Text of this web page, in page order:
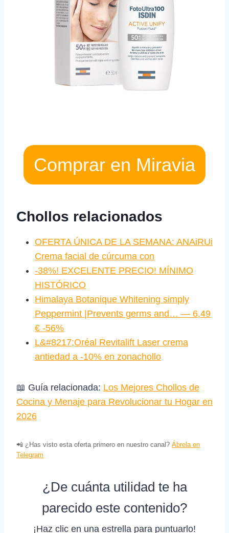
Comprar en Miravia
Chollos relacionados
OFERTA ÚNICA DE LA SEMANA: ANAiRUi
Crema facial de cúrcuma con
-38%! EXCELENTE PRECIO! MÍNIMO
HISTÓRICO
Himalaya Botanique Whitening simply
Peppermint |Prevents germs and… — 6,49
€ -56%
L&#8217;Oréal Revitalift Laser crema
antiedad a -10% en zonachollo
📖 Guía relacionada: Los Mejores Chollos de
Cocina y Menaje para Revolucionar tu Hogar en
2026
📲 ¿Has visto esta oferta primero en nuestro canal? Ábrela en
Telegram
¿De cuánta utilidad te ha
parecido este contenido?
¡Haz clic en una estrella para puntuarlo!